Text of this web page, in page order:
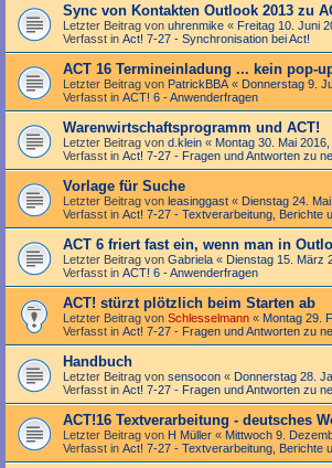
Sync von Kontakten Outlook 2013 zu
Letzter Beitrag von uhrenmike « Freitag 10. Juni
Verfasst in Act! 7-27 - Synchronisation bei Act!
ACT 16 Termineinladung ... kein pop-
Letzter Beitrag von PatrickBBA « Donnerstag 9.
Verfasst in ACT! 6 - Anwender­fragen
Warenwirtschaftsprogramm und ACT!
Letzter Beitrag von d.klein « Montag 30. Mai 2016,
Verfasst in Act! 7-27 - Fragen und Antworten zu
Vorlage für Suche
Letzter Beitrag von leasinggast « Dienstag 24.
Verfasst in Act! 7-27 - Text­­ver­arbei­tung, Berichte
ACT 6 friert fast ein, wenn man in
Letzter Beitrag von Gabriela « Dienstag 15. März
Verfasst in ACT! 6 - Anwender­fragen
ACT! stürzt plötzlich beim Starten ab
Letzter Beitrag von Schlesselmann « Montag 29.
Verfasst in Act! 7-27 - Fragen und Antworten zu
Handbuch
Letzter Beitrag von sensocon « Donnerstag 28.
Verfasst in Act! 7-27 - Fragen und Antworten zu
ACT!16 Textverarbeitung - deutsches
Letzter Beitrag von H Müller « Mittwoch 9.
Verfasst in Act! 7-27 - Text­­ver­arbei­tung, Berichte